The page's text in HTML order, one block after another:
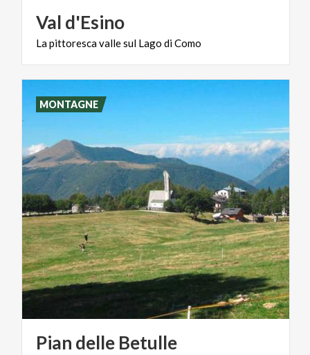
Val d'Esino
Lapittorescavallesul Lago diComo
Pian delle Betulle
MONTAGNE